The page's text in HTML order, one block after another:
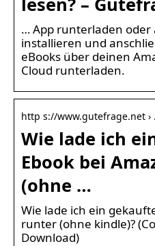
… App runterladen oder
installieren und
eBooks über deinen
Cloud runterladen.
http s://www.gutefrage.net ›
Wie lade ich
Ebook bei
(ohne …
Wie lade ich ein
runter (ohne kindle)?
Download)